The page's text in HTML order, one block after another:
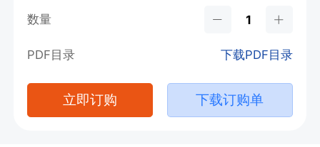
数量
PDF目录 下载PDF目录
立即订购 下载订购单